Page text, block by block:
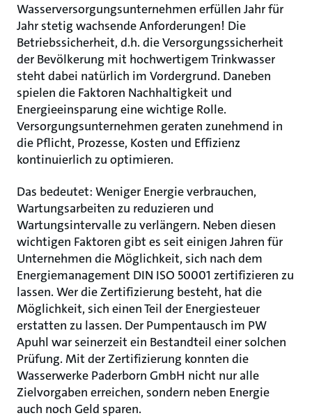
Wasserversorgungsunternehmen erfüllen Jahr für
Jahr stetig wachsende Anforderungen! Die
Betriebssicherheit, d.h. die Versorgungssicherheit
der Bevölkerung mit hochwertigem Trinkwasser
steht dabei natürlich im Vordergrund. Daneben
spielen die Faktoren Nachhaltigkeit und
Energieeinsparung eine wichtige Rolle.
Versorgungsunternehmen geraten zunehmend in
die Pflicht, Prozesse, Kosten und Effizienz
kontinuierlich zu optimieren.
Das bedeutet: Weniger Energie verbrauchen,
Wartungsarbeiten zu reduzieren und
Wartungsintervalle zu verlängern. Neben diesen
wichtigen Faktoren gibt es seit einigen Jahren für
Unternehmen die Möglichkeit, sich nach dem
Energiemanagement DIN ISO 50001 zertifizieren zu
lassen. Wer die Zertifizierung besteht, hat die
Möglichkeit, sich einen Teil der Energiesteuer
erstatten zu lassen. Der Pumpentausch im PW
Apuhl war seinerzeit ein Bestandteil einer solchen
Prüfung. Mit der Zertifizierung konnten die
Wasserwerke Paderborn GmbH nicht nur alle
Zielvorgaben erreichen, sondern neben Energie
auch noch Geld sparen.